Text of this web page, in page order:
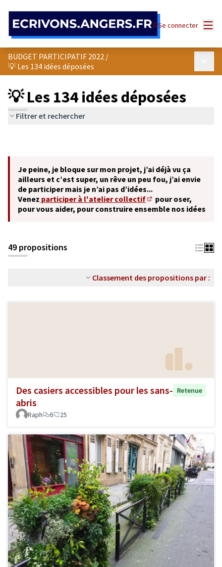
Se connecter
BUDGET PARTICIPATIF 2022 /
💡 Les 134 idées déposées
💡 Les 134 idées déposées
Filtrer et rechercher
Je peine, je bloque sur mon projet, j’ai déjà vu ça
ailleurs et c’est super, un rêve un peu fou, j’ai envie
de participer mais je n’ai pas d’idées...
Venez participer à l'atelier collectif
(S'ouvre dans un
pour oser,
pour vous aider, pour construire ensemble nos idées
49 propositions
Classement des propositions par :
Des casiers accessibles pour les sans-
abris
Retenue
Raph 6 25